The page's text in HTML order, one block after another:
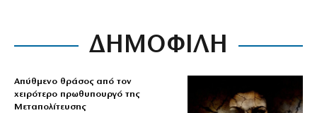
ΔΗΜΟΦΙΛΗ
Απύθμενο θράσος από τον
χειρότερο πρωθυπουργό της
Μεταπολίτευσης